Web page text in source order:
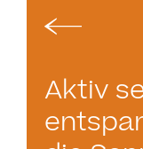
Aktiv